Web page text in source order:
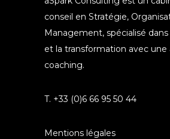
conseil en Stratégie,
Management, spécialisé dans
et la transformation avec une
coaching.
T. +33 (0)6 66 95 50 44
Mentions légales